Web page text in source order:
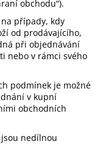
obchodu“).
případy, kdy
od prodávajícího,
při objednávání
nebo v rámci svého
podmínek je možné
v kupní
obchodních
nedílnou